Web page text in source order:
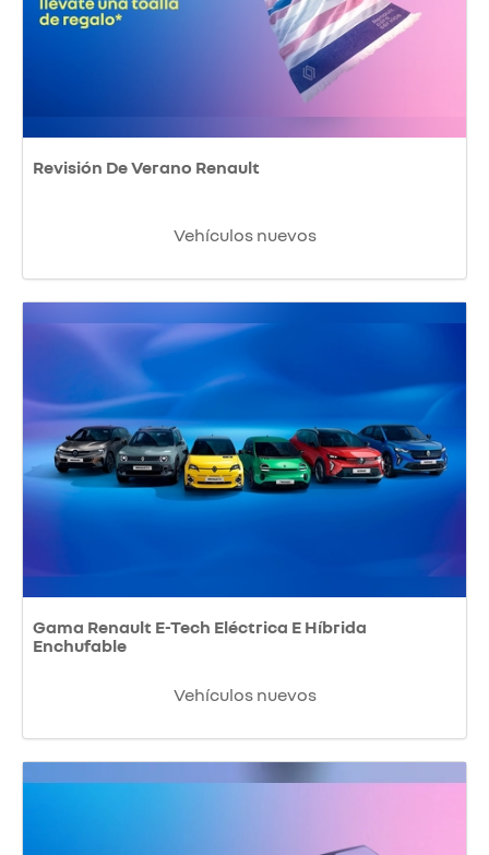
Revisión De Verano Renault
Vehículos nuevos
Gama Renault E-Tech Eléctrica E Híbrida
Enchufable
Vehículos nuevos